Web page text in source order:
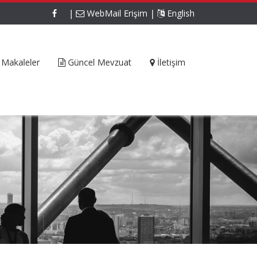
| WebMail Erişim | English
Makaleler Güncel Mevzuat İletişim